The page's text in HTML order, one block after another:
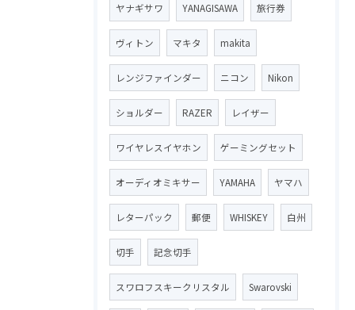
ヤナギサワ YANAGISAWA 旅行券
ヴィトン マキタ makita
レンジファインダー ニコン Nikon
ショルダー RAZER レイザー
ワイヤレスイヤホン ゲーミングセット
オーディオミキサー YAMAHA ヤマハ
レターパック 郵便 WHISKEY 白州
切手 記念切手
スワロフスキークリスタル Swarovski